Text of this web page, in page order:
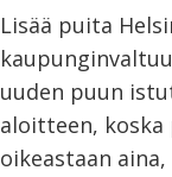
Lisää puita
uuden puun
aloitteen,
oikeastaan